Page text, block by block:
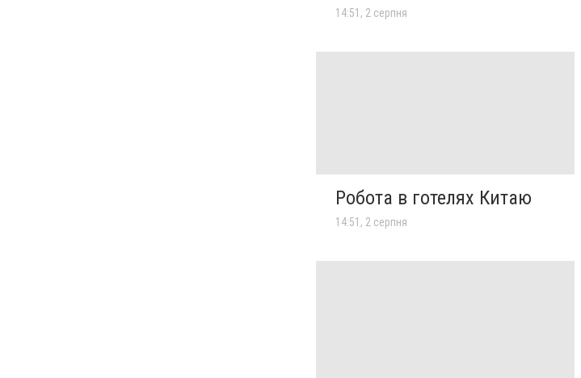
14:51, 2 серпня
Робота в готелях Китаю
14:51, 2 серпня